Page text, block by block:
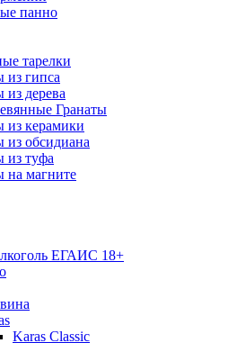
панно
тарелки
из гипса
дерева
Гранаты
из керамики
обсидиана
из туфа
на магните
ЕГАИС 18+
Karas Classic